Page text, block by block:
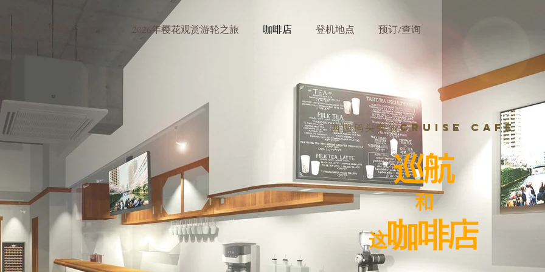
プロジェクト 2026年樱花观赏游轮之旅 咖啡店 登机地点 预订/查询
​两国码头旁的Cruise Cafe
巡航
和
这咖啡店